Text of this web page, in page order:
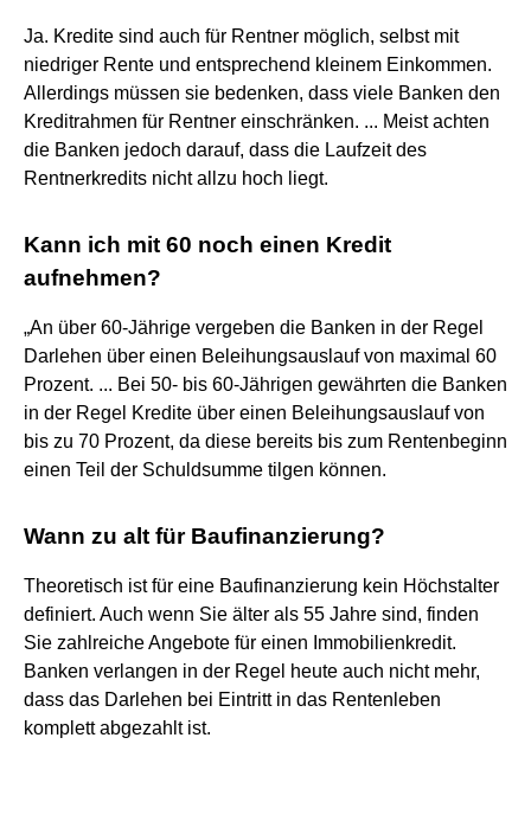
Ja. Kredite sind auch für Rentner möglich, selbst mit
niedriger Rente und entsprechend kleinem Einkommen.
Allerdings müssen sie bedenken, dass viele Banken den
Kreditrahmen für Rentner einschränken. ... Meist achten
die Banken jedoch darauf, dass die Laufzeit des
Rentnerkredits nicht allzu hoch liegt.
Kann ich mit 60 noch einen Kredit
aufnehmen?
„An über 60-Jährige vergeben die Banken in der Regel
Darlehen über einen Beleihungsauslauf von maximal 60
Prozent. ... Bei 50- bis 60-Jährigen gewährten die Banken
in der Regel Kredite über einen Beleihungsauslauf von
bis zu 70 Prozent, da diese bereits bis zum Rentenbeginn
einen Teil der Schuldsumme tilgen können.
Wann zu alt für Baufinanzierung?
Theoretisch ist für eine Baufinanzierung kein Höchstalter
definiert. Auch wenn Sie älter als 55 Jahre sind, finden
Sie zahlreiche Angebote für einen Immobilienkredit.
Banken verlangen in der Regel heute auch nicht mehr,
dass das Darlehen bei Eintritt in das Rentenleben
komplett abgezahlt ist.